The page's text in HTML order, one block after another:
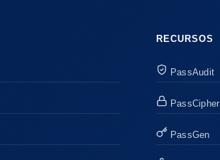
RECURSOS
PassAudit
PassCipher
PassGen